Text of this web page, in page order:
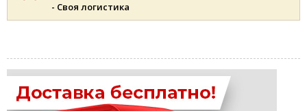
- Своя логистика